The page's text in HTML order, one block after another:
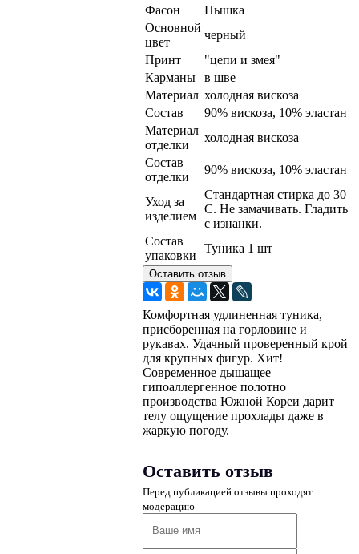
Фасон
Пышка
Основной
цвет
черный
Принт
"цепи и змея"
Карманы
в шве
Материал холодная вискоза
Состав
90% вискоза, 10% эластан
Материал
отделки
холодная вискоза
Состав
отделки
90% вискоза, 10% эластан
Уход за
изделием
Стандартная стирка до 30
C. Не замачивать. Гладить
с изнанки.
Состав
упаковки
Туника 1 шт
Оставить отзыв
Комфортная удлиненная туника,
присборенная на горловине и
рукавах. Удачный проверенный крой
для крупных фигур. Хит!
Современное дышащее
гипоаллергенное полотно
производства Южной Кореи дарит
телу ощущение прохлады даже в
жаркую погоду.
Оставить отзыв
Перед публикацией отзывы проходят
модерацию